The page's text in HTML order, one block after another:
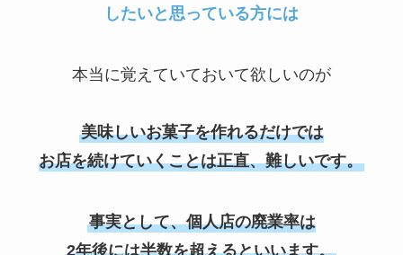
したいと思っている方には
本当に覚えていておいて欲しいのが
美味しいお菓子を作れるだけでは
お店を続けていくことは正直、難しいです。
事実として、個人店の廃業率は
2年後には半数を超えるといいます。